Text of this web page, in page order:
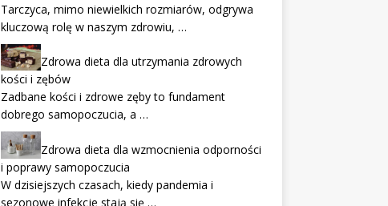
Tarczyca, mimo niewielkich rozmiarów, odgrywa
kluczową rolę w naszym zdrowiu, …
Zdrowa dieta dla utrzymania zdrowych
kości i zębów
Zadbane kości i zdrowe zęby to fundament
dobrego samopoczucia, a …
Zdrowa dieta dla wzmocnienia odporności
i poprawy samopoczucia
W dzisiejszych czasach, kiedy pandemia i
sezonowe infekcje stają się …